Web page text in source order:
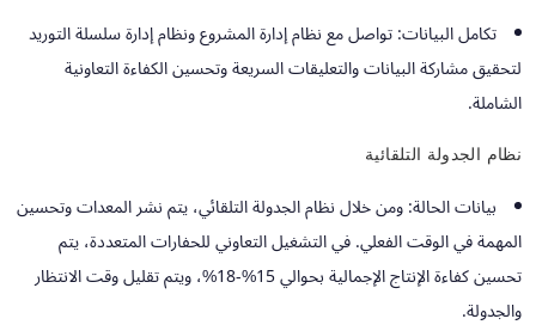
تكامل البيانات:تواصل مع نظام إدارة المشروع ونظام إدارة سلسلة التوريد
لتحقيق مشاركة البيانات والتعليقات السريعة وتحسين الكفاءة التعاونية
الشاملة.
نظام الجدولة التلقائية
بيانات الحالة:ومن خلال نظام الجدولة التلقائي، يتم نشر المعدات وتحسين
المهمة في الوقت الفعلي. في التشغيل التعاوني للحفارات المتعددة، يتم
تحسين كفاءة الإنتاج الإجمالية بحوالي 15%-18%، ويتم تقليل وقت الانتظار
والجدولة.